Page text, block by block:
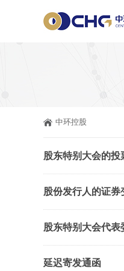
中环控股
股东特别大会的投
股份发行人的证券
股东特别大会代表
延迟寄发通函